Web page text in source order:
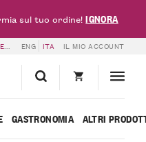
MIELE DI MILLEFIORI – R’ERA ‘D
ENG ITA IL MIO ACCOUNT
GASTRONOMIA ALTRI
sul tuo ordine!IGNORA